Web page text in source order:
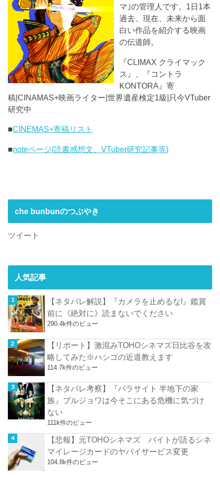
マ｣の管理人です。1日1本
過去、現在、未来から面
白い作品を紹介する映画
の伝道師。
『CLIMAX クライマック
ス』、『コントラ
KONTORA』寄
稿|CINAMAS+映画ライター|世界遺産検定1級|只今VTuber
研究中
■CINEMAS+寄稿リスト
■noteページ(読書感想文、VTuber研究記事等)
che bunbunのつぶやき
ツイート
人気記事
【ネタバレ解説】『カメラを止めるな!』鑑賞
前に《絶対に》読まないでください
290.4k件のビュー
【リポート】激混みTOHOシネマズ日比谷を攻
略してみた※ハシゴの近道教えます
114.7k件のビュー
【ネタバレ考察】『パラサイト 半地下の家
族』ブルジョワは今そこにある危機に気づけ
ない
111k件のビュー
【悲報】元TOHOシネマズ バイトが語るシネ
マイレージカードのヤバイサービス変更
104.8k件のビュー